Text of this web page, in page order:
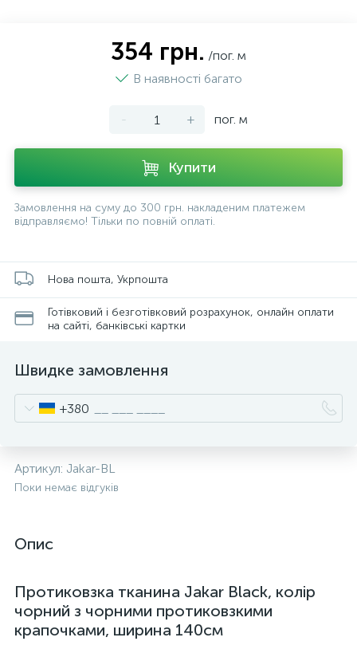
354 грн. /пог. м
В наявності багато
- + пог. м
Купити
Замовлення на суму до 300 грн. накладеним платежем
відправляємо! Тільки по повній оплаті.
Нова пошта, Укрпошта
Готівковий і безготівковий розрахунок, онлайн оплати
на сайті, банківські картки
Швидке замовлення
+380
Артикул: Jakar-BL
Поки немає відгуків
Опис
Протиковзка тканина Jakar Black, колір
чорний з чорними протиковзкими
крапочками, ширина 140см